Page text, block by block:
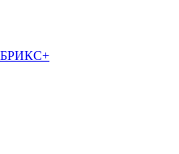
БРИКС+